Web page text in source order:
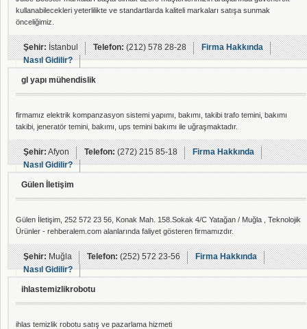
kullanabilecekleri yeterlilikte ve standartlarda kaliteli markaları satışa sunmak
önceliğimiz.
Şehir:İstanbul Telefon:(212) 578 28-28
Firma Hakkında
Nasıl Gidilir?
gl yapı mühendislik
firmamız elektrik kompanzasyon sistemi yapımı, bakımı, takibi trafo temini, bakımı
takibi, jeneratör temini, bakımı, ups temini bakımı ile uğraşmaktadır.
Şehir:Afyon Telefon:(272) 215 85-18
Firma Hakkında
Nasıl Gidilir?
Gülen İletişim
Gülen İletişim, 252 572 23 56, Konak Mah. 158.Sokak 4/C Yatağan / Muğla , Teknolojik
Ürünler - rehberalem.com alanlarında faliyet gösteren firmamızdır.
Şehir:Muğla Telefon:(252) 572 23-56
Firma Hakkında
Nasıl Gidilir?
ihlastemizlikrobotu
ihlas temizlik robotu satış ve pazarlama hizmeti